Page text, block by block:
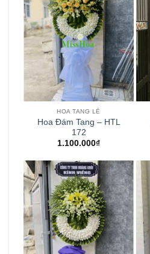
HOA TANG LỄ
Hoa Đám Tang – HTL
172
1.100.000₫